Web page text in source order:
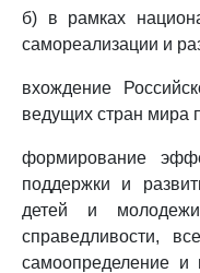
б) в рамках
самореализации и
вхождение
ведущих стран мира
формирование
поддержки и
детей и
справедливости,
самоопределение и